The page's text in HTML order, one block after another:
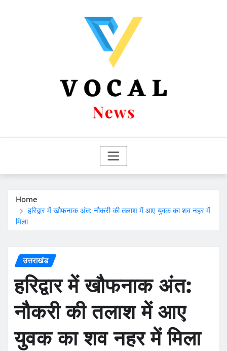
Home
हरिद्वार में खौफनाक अंत: नौकरी की तलाश में आए युवक का शव नहर में
मिला
उत्तराखंड
हरिद्वार में खौफनाक अंत:
नौकरी की तलाश में आए
युवक का शव नहर में मिला